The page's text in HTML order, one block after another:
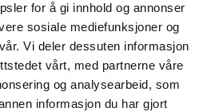
for å gi innhold og annonser
sosiale mediefunksjoner og
Vi deler dessuten informasjon
vårt, med partnerne våre
og analysearbeid, som
informasjon du har gjort